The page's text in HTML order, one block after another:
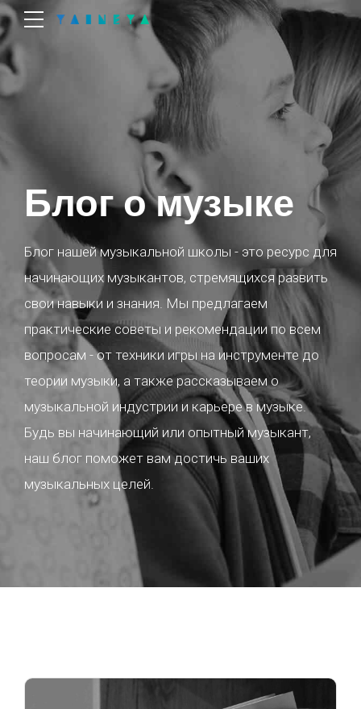
Блог о музыке
Блог нашей музыкальной школы - это ресурс для
начинающих музыкантов, стремящихся развить
свои навыки и знания. Мы предлагаем
практические советы и рекомендации по всем
вопросам - от техники игры на инструменте до
теории музыки, а также рассказываем о
музыкальной индустрии и карьере в музыке.
Будь вы начинающий или опытный музыкант,
наш блог поможет вам достичь ваших
музыкальных целей.